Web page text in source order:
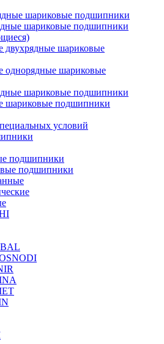
шариковые подшипники
шариковые подшипники
двухрядные шариковые
однорядные шариковые
шариковые подшипники
шариковые подшипники
условий
подшипники
подшипники